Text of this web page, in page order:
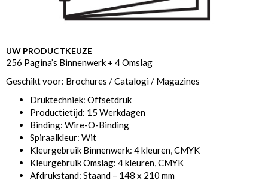
UW PRODUCTKEUZE
256 Pagina’s Binnenwerk + 4 Omslag
Geschikt voor: Brochures / Catalogi / Magazines
Druktechniek: Offsetdruk
Productietijd: 15 Werkdagen
Binding: Wire-O-Binding
Spiraalkleur: Wit
Kleurgebruik Binnenwerk: 4 kleuren, CMYK
Kleurgebruik Omslag: 4 kleuren, CMYK
Afdrukstand: Staand – 148 x 210 mm